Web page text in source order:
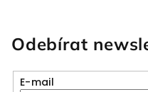
Odebírat
E-mail